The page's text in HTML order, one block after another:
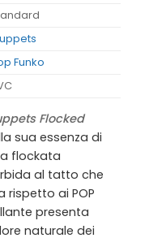
Funko
Flocked
sua essenza di
flockata
al tatto che
ai POP
presenta
naturale dei